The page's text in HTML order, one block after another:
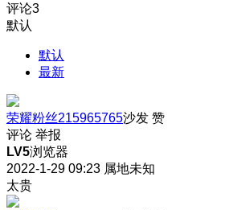
评论3
默认
默认
最新
荣耀粉丝215965765沙发 赞
评论 举报
LV5浏览器
2022-1-29 09:23 属地未知
太贵